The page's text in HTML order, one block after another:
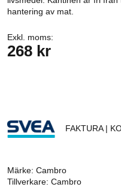
hantering av mat.
Exkl. moms:
268 kr
FAKTURA |
Märke: Cambro
Tillverkare: Cambro